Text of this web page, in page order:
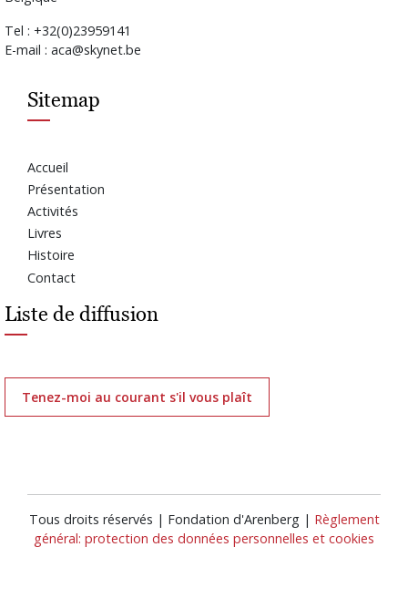
Tel : +32(0)23959141
E-mail : aca@skynet.be
Sitemap
Accueil
Présentation
Activités
Livres
Histoire
Contact
Liste de diffusion
Tenez-moi au courant s'il vous plaît
Tous droits réservés | Fondation d'Arenberg | Règlement
général: protection des données personnelles et cookies